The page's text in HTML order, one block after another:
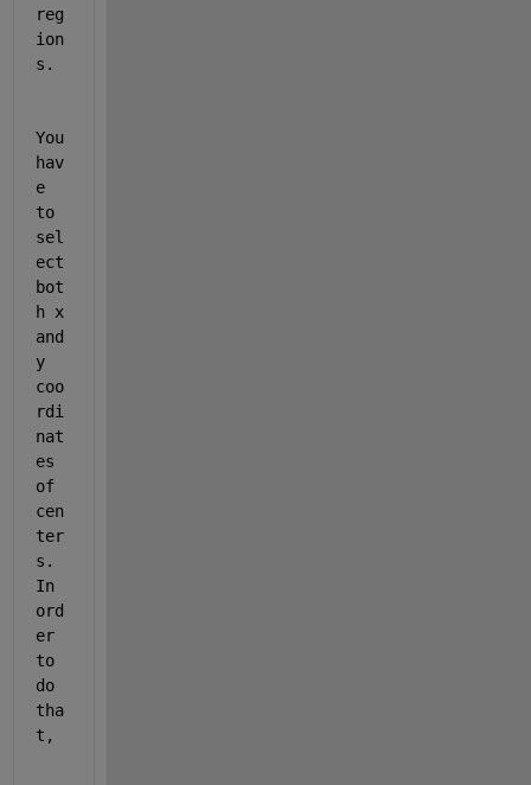
reg
ion
s.
You
hav
e
to
sel
ect
bot
h x
and
y
coo
rdi
nat
es
of
cen
ter
s.
In
ord
er
to
do
tha
t,